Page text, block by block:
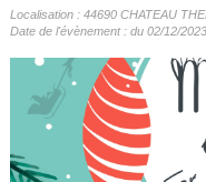
Localisation : 44690 CHATEAU
Date de l'évènement : du 02/12/